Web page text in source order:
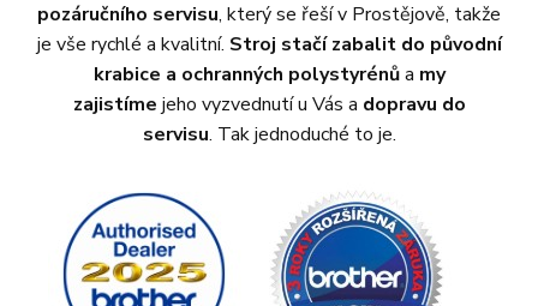
pozáručního servisu, který se řeší v Prostějově, takže
je vše rychlé a kvalitní. Stroj stačí zabalit do původní
krabice a ochranných polystyrénůa my
zajistíme jeho vyzvednutí u Vás a dopravu do
servisu. Tak jednoduché to je.